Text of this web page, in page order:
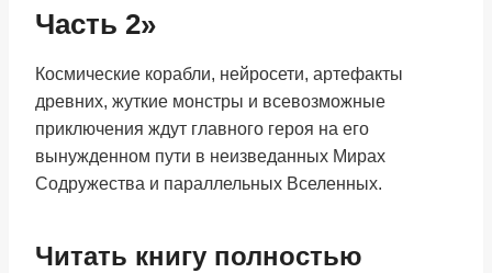
Часть 2»
Космические корабли, нейросети, артефакты
древних, жуткие монстры и всевозможные
приключения ждут главного героя на его
вынужденном пути в неизведанных Мирах
Содружества и параллельных Вселенных.
Читать книгу полностью